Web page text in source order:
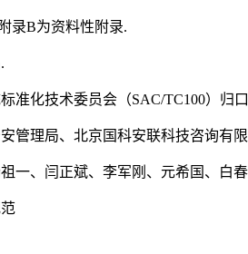
录B为资料性附录.
准化技术委员会（SAC/TC100）归
管理局、北京国科安联科技咨询有
一、闫正斌、李军刚、元希国、白